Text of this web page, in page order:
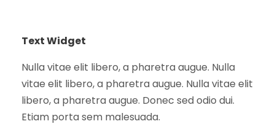
Text Widget
Nulla vitae elit libero, a pharetra augue. Nulla
vitae elit libero, a pharetra augue. Nulla vitae elit
libero, a pharetra augue. Donec sed odio dui.
Etiam porta sem malesuada.